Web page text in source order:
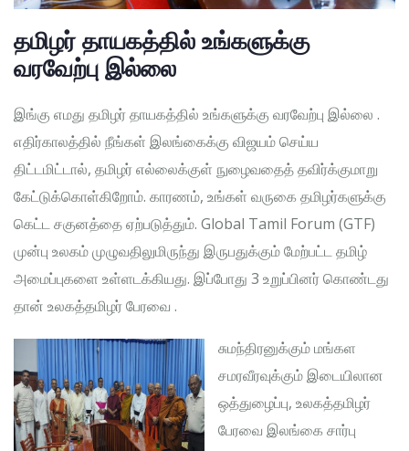
தமிழர் தாயகத்தில் உங்களுக்கு
வரவேற்பு இல்லை
இங்கு எமது தமிழர் தாயகத்தில் உங்களுக்கு வரவேற்பு இல்லை .
எதிர்காலத்தில் நீங்கள் இலங்கைக்கு விஜயம் செய்ய
திட்டமிட்டால், தமிழர் எல்லைக்குள் நுழைவதைத் தவிர்க்குமாறு
கேட்டுக்கொள்கிறோம். காரணம், உங்கள் வருகை தமிழர்களுக்கு
கெட்ட சகுனத்தை ஏற்படுத்தும். Global Tamil Forum (GTF)
முன்பு உலகம் முழுவதிலுமிருந்து இருபதுக்கும் மேற்பட்ட தமிழ்
அமைப்புகளை உள்ளடக்கியது. இப்போது 3 உறுப்பினர் கொண்டது
தான் உலகத்தமிழர் பேரவை .
சுமந்திரனுக்கும் மங்கள
சமரவீரவுக்கும் இடையிலான
ஒத்துழைப்பு, உலகத்தமிழர்
பேரவை இலங்கை சார்பு